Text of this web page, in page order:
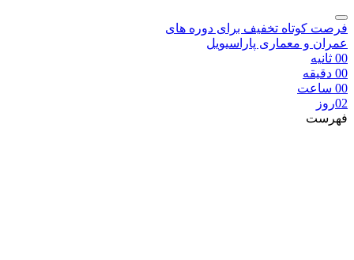
فرصت کوتاه تخفیف برای دوره های
عمران و معماری پاراسیویل
00 ثانیه
00 دقیقه
00 ساعت
02روز
فهرست